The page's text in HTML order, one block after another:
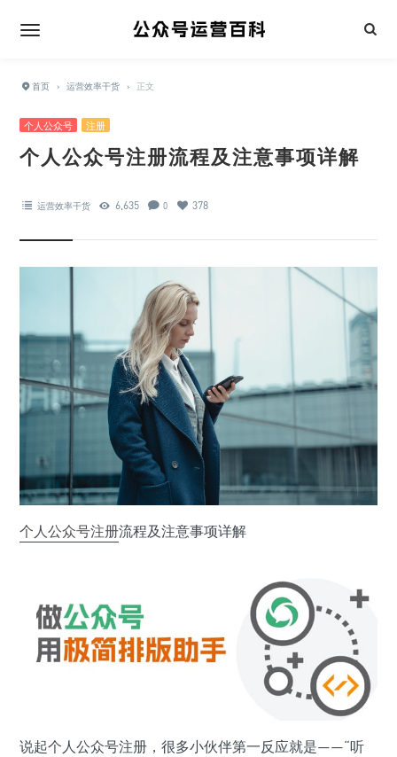
首页 › 运营效率干货 › 正文
个人公众号 注册
个人公众号注册流程及注意事项详解
运营效率干货 6,635 0 378
个人公众号注册流程及注意事项详解
说起个人公众号注册，很多小伙伴第一反应就是——“听